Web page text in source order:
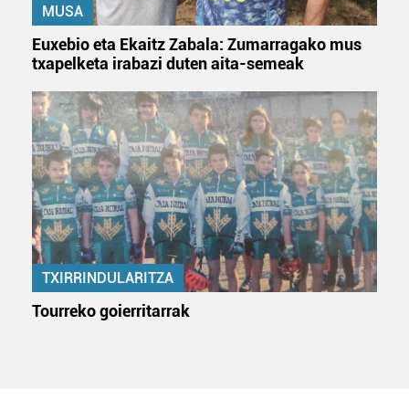
MUSA
Euxebio eta Ekaitz Zabala: Zumarragako mus
txapelketa irabazi duten aita-semeak
TXIRRINDULARITZA
Tourreko goierritarrak